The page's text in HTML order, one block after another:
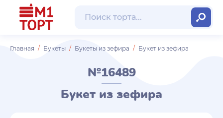
Главная Букеты Букеты из зефира Букет из зефира
№16489
Букет из зефира